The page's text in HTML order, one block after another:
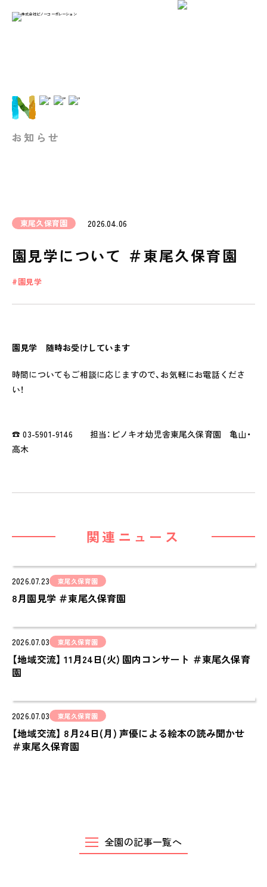
FEATURE
安全と安心
ALL LOCATIONS
PINOKIO'S HOUSE
児童発達支援・
放課後等デイサービス
お知らせ
NEWS
COMPANY
採用情報
RECRUIT
お知らせ
東尾久保育園 2026.04.06
園見学について ＃東尾久保育園
園見学
園見学 随時お受けしています
時間についてもご相談に応じますので、お気軽にお電話くださ
い！
☎ 03-5901-9146 担当：ピノキオ幼児舎東尾久保育園 亀山・
高木
関連ニュース
2026.07.23 東尾久保育園
8月園見学 ＃東尾久保育園
2026.07.03 東尾久保育園
【地域交流】 11月24日(火) 園内コンサート ＃東尾久保育
園
2026.07.03 東尾久保育園
【地域交流】 8月24日(月) 声優による絵本の読み聞かせ
＃東尾久保育園
全園の記事一覧へ